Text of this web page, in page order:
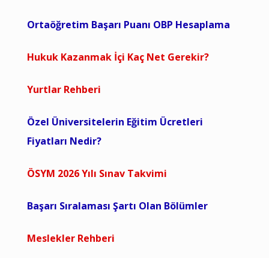
Ortaöğretim Başarı Puanı OBP Hesaplama
Hukuk Kazanmak İçi Kaç Net Gerekir?
Yurtlar Rehberi
Özel Üniversitelerin Eğitim Ücretleri
Fiyatları Nedir?
ÖSYM 2026 Yılı Sınav Takvimi
Başarı Sıralaması Şartı Olan Bölümler
Meslekler Rehberi